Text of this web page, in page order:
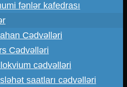
fənlər kafedrası
Cədvəlləri
Cədvəlləri
cədvəlləri
saatları cədvəlləri